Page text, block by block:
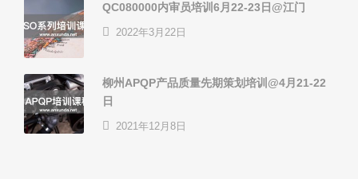
QC080000内审员培训6月22-23日@江门
2022年3月22日
柳州APQP产品质量先期策划培训@4月21-22
日
2021年12月8日